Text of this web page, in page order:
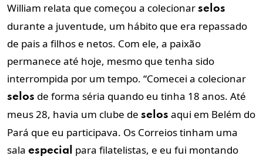
William relata que começou a colecionar selos
durante a juventude, um hábito que era repassado
de pais a filhos e netos. Com ele, a paixão
permanece até hoje, mesmo que tenha sido
interrompida por um tempo. “Comecei a colecionar
selos de forma séria quando eu tinha 18 anos. Até
meus 28, havia um clube de selos aqui em Belém do
Pará que eu participava. Os Correios tinham uma
sala especial
para filatelistas, e eu fui montando